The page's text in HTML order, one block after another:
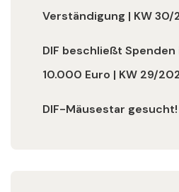
Verständigung | KW 30/
DIF beschließt Spenden
10.000 Euro | KW 29/
DIF-Mäusestar